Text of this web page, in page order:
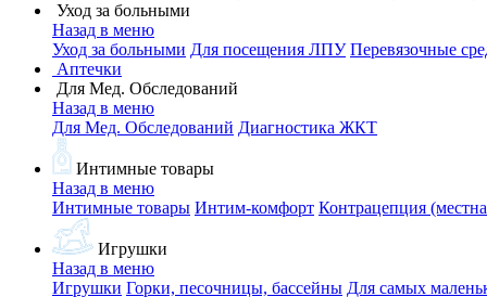
Уход за больными
Назад в меню
Уход за больными Для посещения ЛПУ Перевязочные
Аптечки
Для Мед. Обследований
Назад в меню
Для Мед. Обследований Диагностика ЖКТ
Интимные товары
Назад в меню
Интимные товары Интим-комфорт Контрацепция
Игрушки
Назад в меню
Игрушки Горки, песочницы, бассейны Для самых